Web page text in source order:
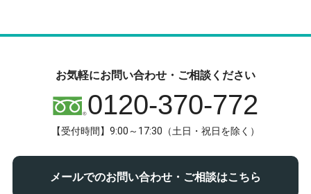
お気軽にお問い合わせ・ご相談ください
0120-370-772
【受付時間】9:00～17:30（土日・祝日を除く）
メールでのお問い合わせ・ご相談はこちら